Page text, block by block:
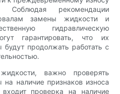
Соблюдая рекомендации
замены жидкости и
гидравлическую
гарантировать, что их
будут продолжать работать с
важно проверять
на наличие признаков износа
проверка на наличие